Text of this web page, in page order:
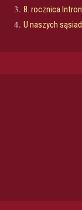
8. rocznica
U naszych